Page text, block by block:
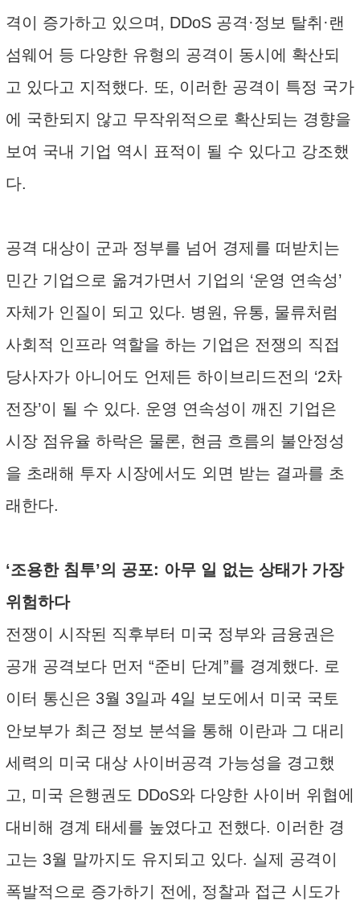
격이 증가하고 있으며, DDoS 공격·정보 탈취·랜
섬웨어 등 다양한 유형의 공격이 동시에 확산되
고 있다고 지적했다. 또, 이러한 공격이 특정 국가
에 국한되지 않고 무작위적으로 확산되는 경향을
보여 국내 기업 역시 표적이 될 수 있다고 강조했
다.
공격 대상이 군과 정부를 넘어 경제를 떠받치는
민간 기업으로 옮겨가면서 기업의 ‘운영 연속성’
자체가 인질이 되고 있다. 병원, 유통, 물류처럼
사회적 인프라 역할을 하는 기업은 전쟁의 직접
당사자가 아니어도 언제든 하이브리드전의 ‘2차
전장’이 될 수 있다. 운영 연속성이 깨진 기업은
시장 점유율 하락은 물론, 현금 흐름의 불안정성
을 초래해 투자 시장에서도 외면 받는 결과를 초
래한다.
‘조용한 침투’의 공포: 아무 일 없는 상태가 가장
위험하다
전쟁이 시작된 직후부터 미국 정부와 금융권은
공개 공격보다 먼저 “준비 단계”를 경계했다. 로
이터 통신은 3월 3일과 4일 보도에서 미국 국토
안보부가 최근 정보 분석을 통해 이란과 그 대리
세력의 미국 대상 사이버공격 가능성을 경고했
고, 미국 은행권도 DDoS와 다양한 사이버 위협에
대비해 경계 태세를 높였다고 전했다. 이러한 경
고는 3월 말까지도 유지되고 있다. 실제 공격이
폭발적으로 증가하기 전에, 정찰과 접근 시도가